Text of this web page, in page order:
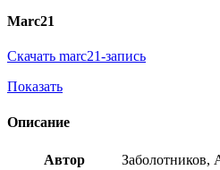
Marc21
Скачать marc21-запись
Показать
Описание
Автор Заболотников,